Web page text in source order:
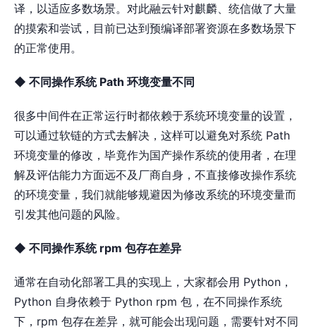
译，以适应多数场景。对此融云针对麒麟、统信做了⼤量
的摸索和尝试，目前已达到预编译部署资源在多数场景下
的正常使用。
◆ 不同操作系统 Path 环境变量不同
很多中间件在正常运行时都依赖于系统环境变量的设置，
可以通过软链的方式去解决，这样可以避免对系统 Path
环境变量的修改，毕竟作为国产操作系统的使用者，在理
解及评估能力方面远不及厂商自身，不直接修改操作系统
的环境变量，我们就能够规避因为修改系统的环境变量而
引发其他问题的风险。
◆ 不同操作系统 rpm 包存在差异
通常在自动化部署工具的实现上，大家都会用 Python，
Python 自身依赖于 Python rpm 包，在不同操作系统
下，rpm 包存在差异，就可能会出现问题，需要针对不同